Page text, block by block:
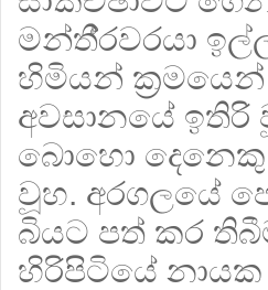
මන්තී‍්‍රවරයා
හිමියන්
අවසානයේ
බොහො දෙනෙකු
වූහ. අරගලයේ
බියට පත් කර
හිරිපිටියේ